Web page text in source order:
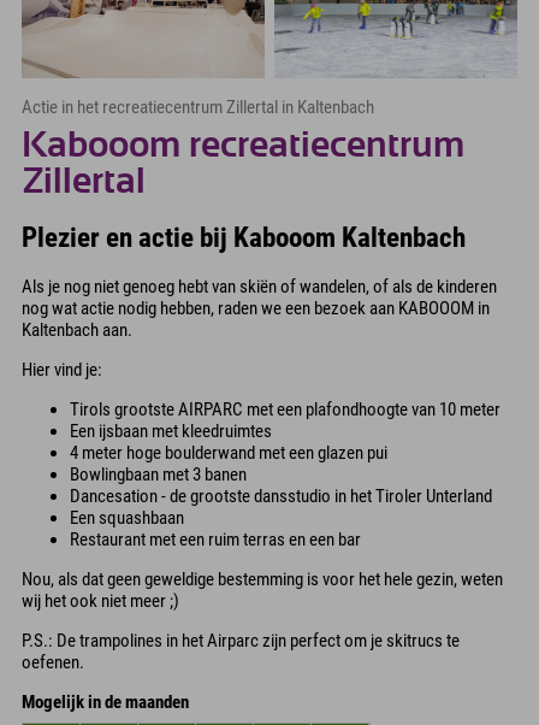
Actie in het recreatiecentrum Zillertal in Kaltenbach
Kabooom recreatiecentrum
Zillertal
Plezier en actie bij Kabooom Kaltenbach
Als je nog niet genoeg hebt van skiën of wandelen, of als de kinderen
nog wat actie nodig hebben, raden we een bezoek aan KABOOOM in
Kaltenbach aan.
Hier vind je:
Tirols grootste AIRPARC met een plafondhoogte van 10 meter
Een ijsbaan met kleedruimtes
4 meter hoge boulderwand met een glazen pui
Bowlingbaan met 3 banen
Dancesation - de grootste dansstudio in het Tiroler Unterland
Een squashbaan
Restaurant met een ruim terras en een bar
Nou, als dat geen geweldige bestemming is voor het hele gezin, weten
wij het ook niet meer ;)
P.S.: De trampolines in het Airparc zijn perfect om je skitrucs te
oefenen.
Mogelijk in de maanden